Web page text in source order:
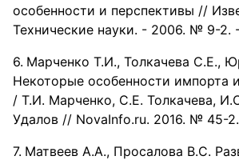
особенности и перспективы //
Технические науки. - 2006. № 9-2.
Марченко Т.И., Толкачева С.Е.,
Некоторые особенности импорта
/ Т.И. Марченко, С.Е. Толкачева,
Удалов // NovaInfo.ru. 2016. № 45-
Матвеев А.А., Просалова В.С.